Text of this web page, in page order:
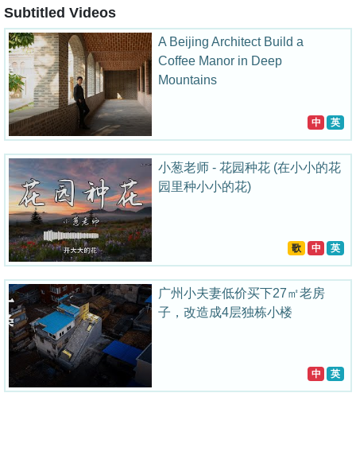
Subtitled Videos
A Beijing Architect Build a
Coffee Manor in Deep
Mountains
中 英
小葱老师 - 花园种花 (在小小的花
园里种小小的花)
歌 中 英
广州小夫妻低价买下27㎡老房
子，改造成4层独栋小楼
中 英